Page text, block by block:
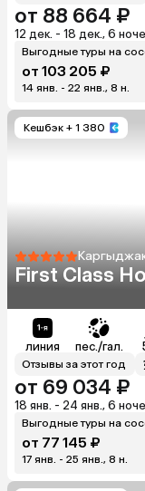
от 88 664 ₽
12 дек. - 18 дек., 6
Выгодные туры на
от 103 205 ₽
14 янв. - 22 янв., 8 н.
Кешбэк + 1 380
First Class
линия пес./гал.
Отзывы за этот год
от 69 034 ₽
18 янв. - 24 янв., 6
Выгодные туры на
от 77 145 ₽
17 янв. - 25 янв., 8 н.